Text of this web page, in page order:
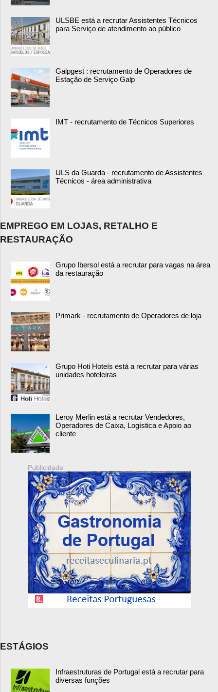
ULSBE está a recrutar Assistentes Técnicos
para Serviço de atendimento ao público
Galpgest : recrutamento de Operadores de
Estação de Serviço Galp
IMT - recrutamento de Técnicos Superiores
ULS da Guarda - recrutamento de Assistentes
Técnicos - área administrativa
EMPREGO EM LOJAS, RETALHO E
RESTAURAÇÃO
Grupo Ibersol está a recrutar para vagas na área
da restauração
Primark - recrutamento de Operadores de loja
Grupo Hoti Hoteís está a recrutar para várias
unidades hoteleiras
Leroy Merlin está a recrutar Vendedores,
Operadores de Caixa, Logística e Apoio ao
cliente
Publicidade
ESTÁGIOS
Infraestruturas de Portugal está a recrutar para
diversas funções